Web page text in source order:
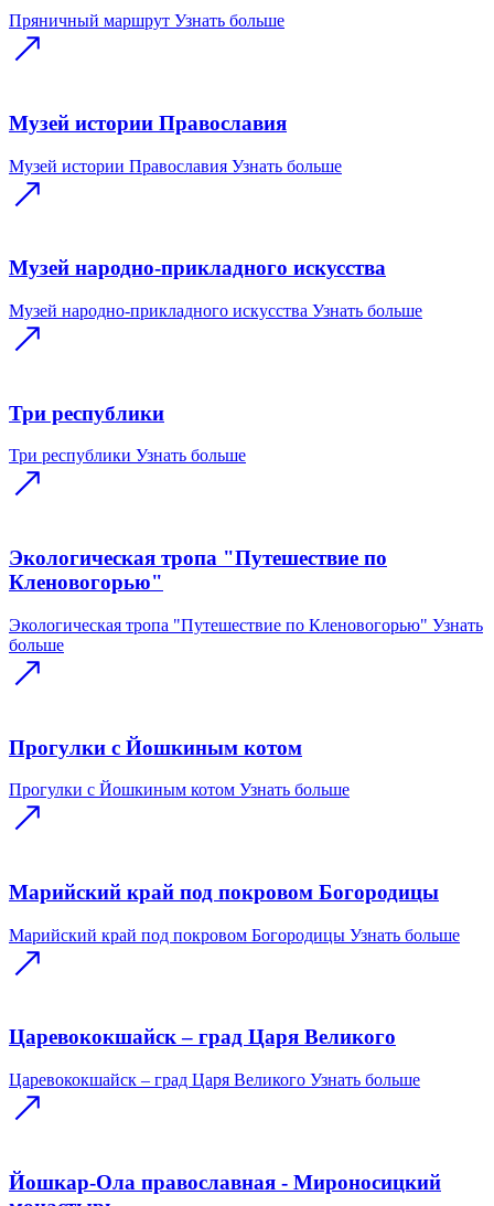
Пряничный маршрут Узнать больше
Музей истории Православия
Музей истории Православия Узнать больше
Музей народно-прикладного искусства
Музей народно-прикладного искусства Узнать больше
Три республики
Три республики Узнать больше
Экологическая тропа "Путешествие по
Кленовогорью"
Экологическая тропа "Путешествие по Кленовогорью" Узнать
больше
Прогулки с Йошкиным котом
Прогулки с Йошкиным котом Узнать больше
Марийский край под покровом Богородицы
Марийский край под покровом Богородицы Узнать больше
Царевококшайск – град Царя Великого
Царевококшайск – град Царя Великого Узнать больше
Йошкар-Ола православная - Мироносицкий